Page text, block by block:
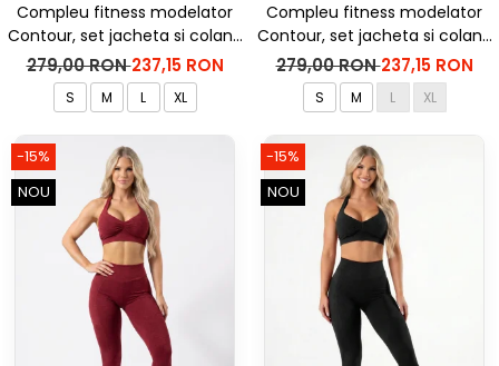
Compleu fitness modelator
Contour, set jacheta si colanti
cu talie inalta, Negru
279,00 RON237,15 RON
S M L XL
Compleu fitness modelator
Contour, set jacheta si colanti
cu talie inalta, Rosu Aprins
279,00 RON237,15 RON
S M L XL
-15%
NOU
-15%
NOU